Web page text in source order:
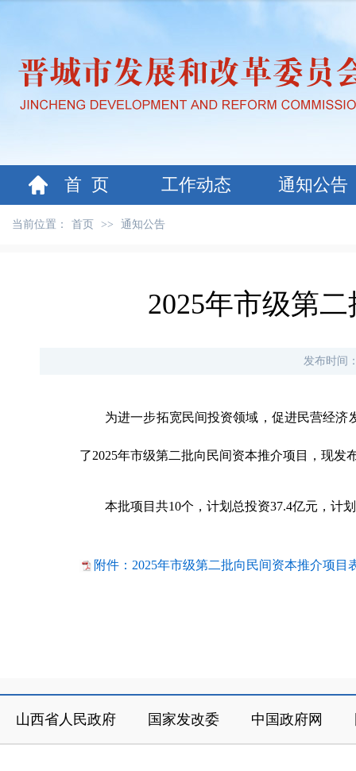
首 页 工作动态 通知公告
当前位置： 首页 >> 通知公告
2025年市级第
发布时间
为进一步拓宽民间投资领域，促进民营经济
了2025年市级第二批向民间资本推介项目，现发
本批项目共10个，计划总投资37.4亿元，计
附件：2025年市级第二批向民间资本推介项目
山西省人民政府 国家发改委 中国政府网